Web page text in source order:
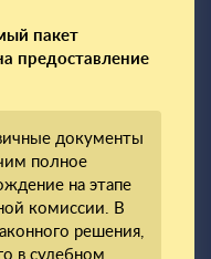
пакет
предоставление
документы
полное
на этапе
комиссии. В
решения,
в судебном